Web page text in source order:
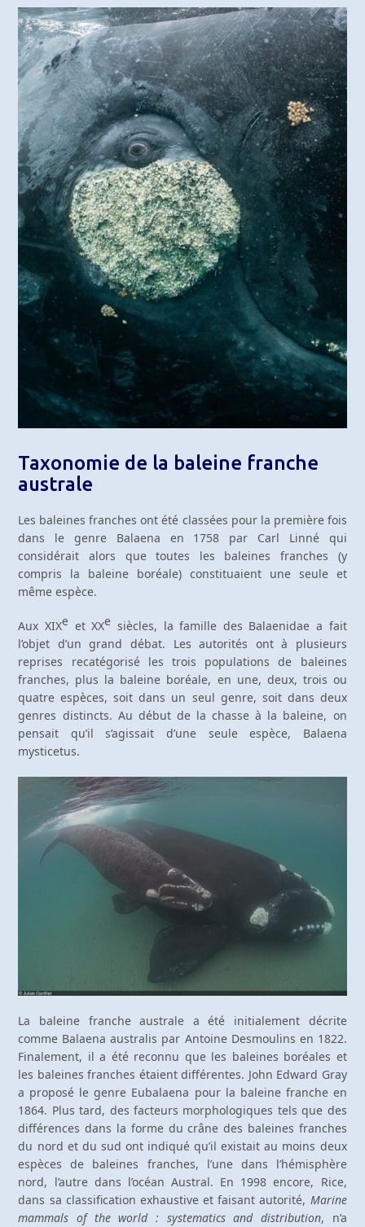
Taxonomie de la baleine franche
australe
Les baleines franches ont été classées pour la première fois
dans le genre Balaena en 1758 par Carl Linné qui
considérait alors que toutes les baleines franches (y
compris la baleine boréale) constituaient une seule et
même espèce.
Aux XIXe et XXe siècles, la famille des Balaenidae a fait
l’objet d’un grand débat. Les autorités ont à plusieurs
reprises recatégorisé les trois populations de baleines
franches, plus la baleine boréale, en une, deux, trois ou
quatre espèces, soit dans un seul genre, soit dans deux
genres distincts. Au début de la chasse à la baleine, on
pensait qu’il s’agissait d’une seule espèce, Balaena
mysticetus.
La baleine franche australe a été initialement décrite
comme Balaena australis par Antoine Desmoulins en 1822.
Finalement, il a été reconnu que les baleines boréales et
les baleines franches étaient différentes. John Edward Gray
a proposé le genre Eubalaena pour la baleine franche en
1864. Plus tard, des facteurs morphologiques tels que des
différences dans la forme du crâne des baleines franches
du nord et du sud ont indiqué qu’il existait au moins deux
espèces de baleines franches, l’une dans l’hémisphère
nord, l’autre dans l’océan Austral. En 1998 encore, Rice,
dans sa classification exhaustive et faisant autorité, Marine
mammals of the world : systematics and distribution, n’a